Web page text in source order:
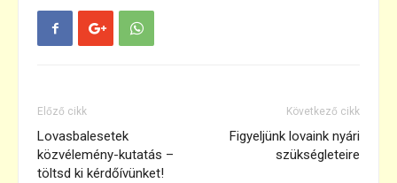
Előző cikk
Lovasbalesetek
közvélemény-kutatás –
töltsd ki kérdőívünket!
Következő cikk
Figyeljünk lovaink nyári
szükségleteire